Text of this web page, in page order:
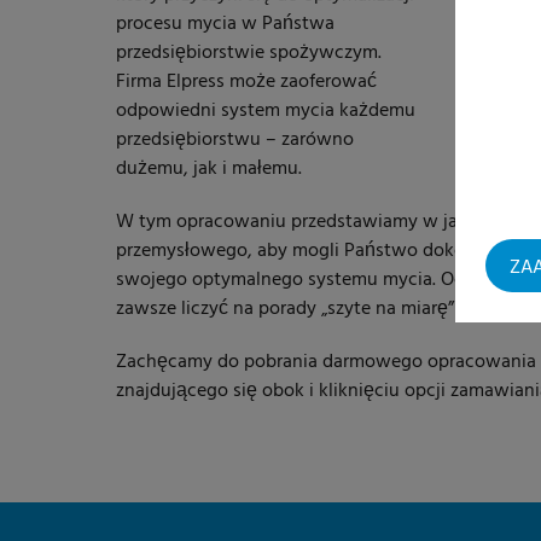
procesu mycia w Państwa
przedsiębiorstwie spożywczym.
Firma Elpress może zaoferować
odpowiedni system mycia każdemu
przedsiębiorstwu – zarówno
dużemu, jak i małemu.
W tym opracowaniu przedstawiamy w jasny
przemysłowego, aby mogli Państwo dokonać
swojego optymalnego systemu mycia.
zawsze liczyć na porady „szyte na miarę” od
Zachęcamy do pobrania darmowego
znajdującego się obok i kliknięciu opcji